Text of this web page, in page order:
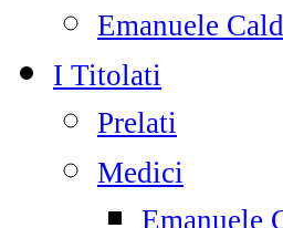
Emanuele
I Titolati
Prelati
Medici
Emanuele